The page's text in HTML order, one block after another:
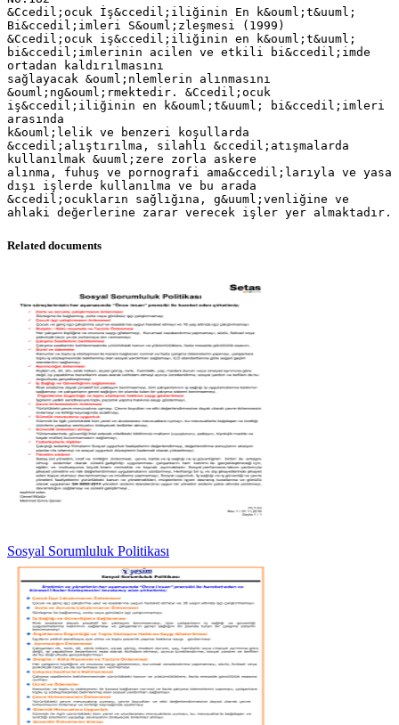
&Ccedil;ocuk İş&ccedil;iliğinin En k&ouml;t&uuml;
Bi&ccedil;imleri S&ouml;zleşmesi (1999)
&Ccedil;ocuk iş&ccedil;iliğinin en k&ouml;t&uuml;
bi&ccedil;imlerinin acilen ve etkili bi&ccedil;imde
ortadan kaldırılmasını
sağlayacak &ouml;nlemlerin alınmasını
&ouml;ng&ouml;rmektedir. &Ccedil;ocuk
iş&ccedil;iliğinin en k&ouml;t&uuml; bi&ccedil;imleri
arasında
k&ouml;lelik ve benzeri koşullarda
&ccedil;alıştırılma, silahlı &ccedil;atışmalarda
kullanılmak &uuml;zere zorla askere
alınma, fuhuş ve pornografi ama&ccedil;larıyla ve yasa
dışı işlerde kullanılma ve bu arada
&ccedil;ocukların sağlığına, g&uuml;venliğine ve
Related documents
Sosyal Sorumluluk Politikası